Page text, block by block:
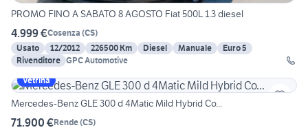
PROMO FINO A SABATO 8 AGOSTO Fiat 500L 1.3 diesel
4.999 €Cosenza (CS)
Usato
12/2012 226500 Km Diesel Manuale
Euro 5
Rivenditore GPC Automotive
Vetrina
Mercedes-Benz GLE 300 d 4Matic Mild Hybrid Co...
71.900 €Rende(CS)